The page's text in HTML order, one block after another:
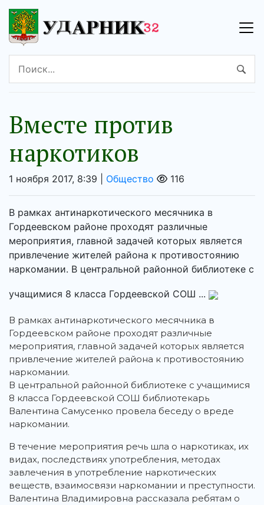
Вместе против
наркотиков
1 ноября 2017, 8:39 | Общество 116
В рамках антинаркотического месячника в
Гордеевском районе проходят различные
мероприятия, главной задачей которых является
привлечение жителей района к противостоянию
наркомании. В центральной районной библиотеке с
учащимися 8 класса Гордеевской СОШ ...
В рамках антинаркотического месячника в
Гордеевском районе проходят различные
мероприятия, главной задачей которых является
привлечение жителей района к противостоянию
наркомании.
В центральной районной библиотеке с учащимися
8 класса Гордеевской СОШ библиотекарь
Валентина Самусенко провела беседу о вреде
наркомании.
В течение мероприятия речь шла о наркотиках, их
видах, последствиях употребления, методах
завлечения в употребление наркотических
веществ, взаимосвязи наркомании и преступности.
Валентина Владимировна рассказала ребятам о